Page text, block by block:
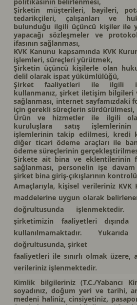
Şirketin müşterileri, bayileri,
tedarikçileri, çalışanları ve
bulunduğu ilgili üçüncü kişiler ile
yapacağı sözleşmeler ve
ifasının sağlanması,
KVK Kanunu kapsamında KVK
işlemleri, süreçleri yürütmek,
Şirketin üçüncü kişilerle olan
delil olarak ispat yükümlülüğü,
Şirket faaliyetleri ile ilgili
kullanmanız, şirket iletişim bilgileri
sağlanması, internet sayfamızdaki
için gerekli süreçlerin sürdürülmesi,
Ürün ve hizmetler ile ilgili
kuruluşlara satış işlemlerinin
işlemlerinin takip edilmesi, kredi
diğer ticari ödeme araçları ile
ödeme süreçlerinin
Şirkete ait bina ve eklentilerinin
sağlanması, personelin işe
şirket bina giriş-çıkışlarının
Amaçlarıyla, kişisel verileriniz KVK
maddelerine uygun olarak
doğrultusunda işlenmektedir.
şirketimizin faaliyetleri
kullanılmamaktadır.
doğrultusunda, şirket
faaliyetleri ile sınırlı olmak üzere,
verileriniz işlenmektedir.
Kimlik bilgileriniz (T.C./Yabancı
soyadınız, doğum yeri ve tarihi,
medeni haliniz, cinsiyetiniz,